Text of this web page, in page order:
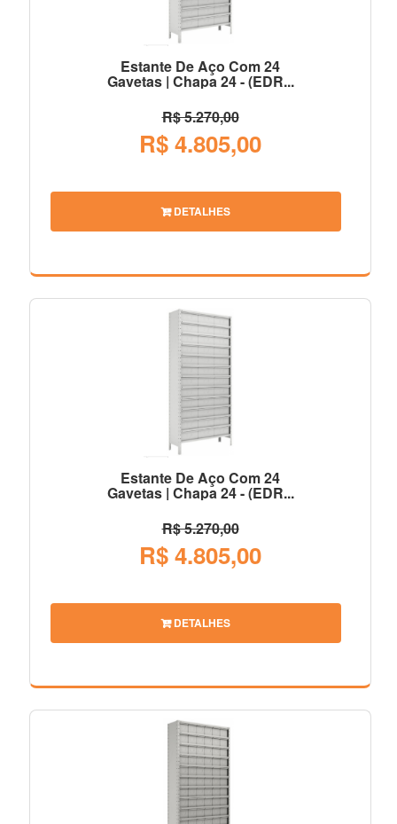
Estante De Aço Com 24
Gavetas | Chapa 24 - (EDR...
R$ 5.270,00
R$ 4.805,00
DETALHES
Estante De Aço Com 24
Gavetas | Chapa 24 - (EDR...
R$ 5.270,00
R$ 4.805,00
DETALHES